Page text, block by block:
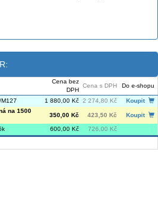
Cena bez
DPH
Cena s DPH Do e-shopu
1 880,00 Kč 2 274,80 Kč
Koupit
na 1500
350,00 Kč 423,50 Kč Koupit
600,00 Kč 726,00 Kč